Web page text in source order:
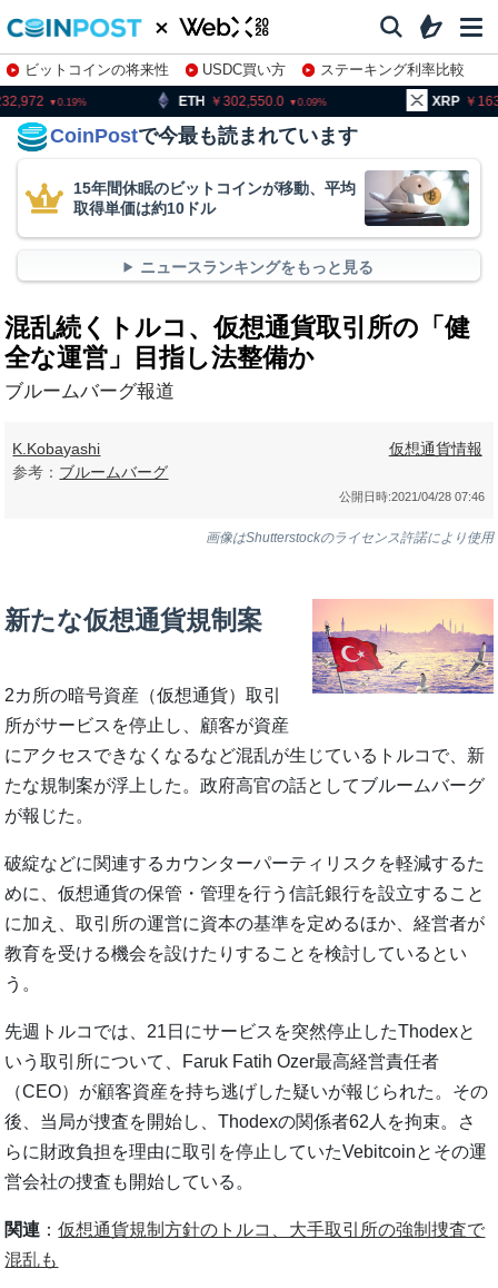
ビットコインの将来性 USDC買い方
ステーキング利率比較
株特集・関連銘柄
ETH 302,550.0 XRP 163.28
CoinPostで今最も読まれています
15年間休眠のビットコインが移動、平均
取得単価は約10ドル
ニュースランキングをもっと見る
混乱続くトルコ、仮想通貨取引所の「健
全な運営」目指し法整備か
ブルームバーグ報道
K.Kobayashi
参考： ブルームバーグ
仮想通貨情報
公開日時:2021/04/28 07:46
画像はShutterstockのライセンス許諾により使用
新たな仮想通貨規制案
2カ所の暗号資産（仮想通貨）取引
所がサービスを停止し、顧客が資産
にアクセスできなくなるなど混乱が生じているトルコで、新
たな規制案が浮上した。政府高官の話としてブルームバーグ
が報じた。
破綻などに関連するカウンターパーティリスクを軽減するた
めに、仮想通貨の保管・管理を行う信託銀行を設立すること
に加え、取引所の運営に資本の基準を定めるほか、経営者が
教育を受ける機会を設けたりすることを検討しているとい
う。
先週トルコでは、21日にサービスを突然停止したThodexと
いう取引所について、Faruk Fatih Ozer最高経営責任者
（CEO）が顧客資産を持ち逃げした疑いが報じられた。その
後、当局が捜査を開始し、Thodexの関係者62人を拘束。さ
らに財政負担を理由に取引を停止していたVebitcoinとその運
営会社の捜査も開始している。
関連 ：仮想通貨規制方針のトルコ、大手取引所の強制捜査で
混乱も